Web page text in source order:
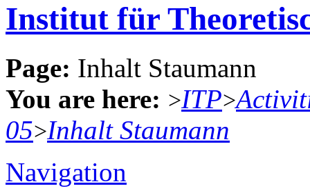
Institut für
Page: Inhalt Staumann
You are here: >ITP>
05>Inhalt Staumann
Navigation